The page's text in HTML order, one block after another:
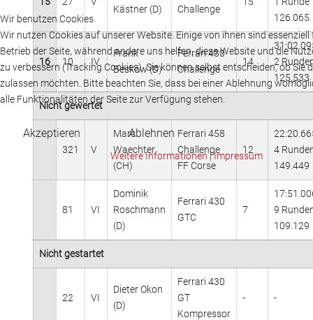
Kästner (D) Challenge
126.065
16 10 IV
Frank
Beskow (D)
Ferrari 430
Challenge
14
2
125.533
Nicht gewertet
321 V
Marc
Waechter
(CH)
Ferrari 458
Challenge
FF Corse
12
4
149.449
81 VI
Dominik
Roschmann
(D)
Ferrari 430
GTC
7
9
109.129
Nicht gestartet
22 VI
Dieter Okon
(D)
Ferrari 430
GT
Kompressor
- -
Wir benutzen Cookies
Wir nutzen Cookies auf unserer Website. Einige von ihnen sind essenziell
Betrieb der Seite, während andere uns helfen, diese Website und die
zu verbessern (Tracking Cookies). Sie können selbst entscheiden, ob Sie
zulassen möchten. Bitte beachten Sie, dass bei einer Ablehnung
alle Funktionalitäten der Seite zur Verfügung stehen.
Akzeptieren Ablehnen
Weitere Informationen|Impressum